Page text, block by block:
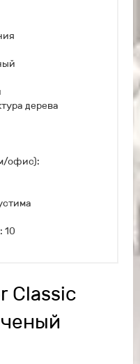
дерева
офис):
10
Classic